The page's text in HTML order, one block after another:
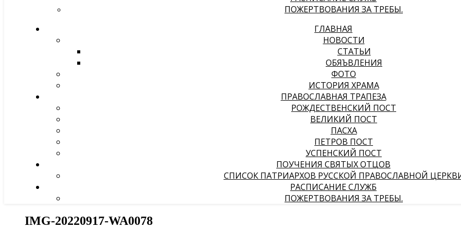
ПОЖЕРТВОВАНИЯ ЗА ТРЕБЫ.
ГЛАВНАЯ
НОВОСТИ
СТАТЬИ
ОБЯЪВЛЕНИЯ
ФОТО
ИСТОРИЯ ХРАМА
ПРАВОСЛАВНАЯ ТРАПЕЗА
РОЖДЕСТВЕНСКИЙ ПОСТ
ВЕЛИКИЙ ПОСТ
ПАСХА
ПЕТРОВ ПОСТ
УСПЕНСКИЙ ПОСТ
ПОУЧЕНИЯ СВЯТЫХ ОТЦОВ
СПИСОК ПАТРИАРХОВ РУССКОЙ ПРАВОСЛАВНОЙ
РАСПИСАНИЕ СЛУЖБ
ПОЖЕРТВОВАНИЯ ЗА ТРЕБЫ.
IMG-20220917-WA0078